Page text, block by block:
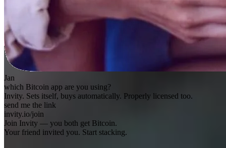
Jan
which Bitcoin app are you using?
Invity. Sets itself, buys automatically. Properly licensed too.
send me the link
invity.io/join
Join Invity — you both get Bitcoin.
Your friend invited you. Start stacking.